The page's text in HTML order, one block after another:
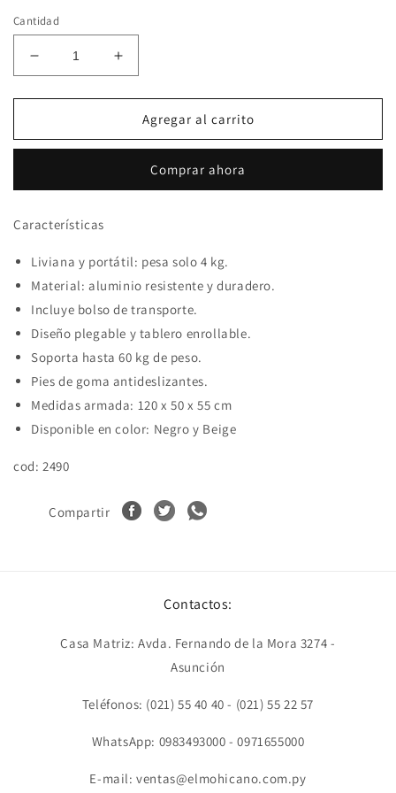
Cantidad
Reducir
cantidad
para
PLEGABLE
Aumentar
cantidad
para
MESA
PLEGABLE
Agregar al carrito
Comprar ahora
Características
Liviana y portátil: pesa solo 4 kg.
Material: aluminio resistente y duradero.
Incluye bolso de transporte.
Diseño plegable y tablero enrollable.
Soporta hasta 60 kg de peso.
Pies de goma antideslizantes.
Medidas armada: 120 x 50 x 55 cm
Disponible en color: Negro y Beige
cod: 2490
Compartir
Contactos:
Casa Matriz: Avda. Fernando de la Mora 3274 -
Asunción
Teléfonos: (021) 55 40 40 - (021) 55 22 57
WhatsApp: 0983493000 - 0971655000
E-mail: ventas@elmohicano.com.py